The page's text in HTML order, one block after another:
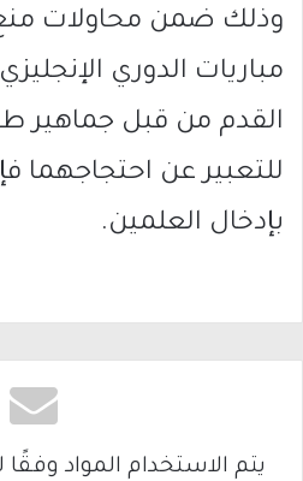
وذلك ضمن محاولات
مباريات الدوري
القدم من قبل جماهير
للتعبير عن احتجاجهما
بإدخال العلمين.